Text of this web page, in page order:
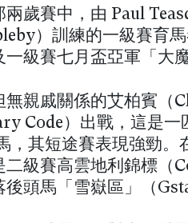
歲賽中，由 Paul
）訓練的一級賽育
一級賽七月盃亞軍「大
無親戚關係的艾柏賓（
Code）出戰，這是一
，其短途賽表現強勁。
二級賽高雲地利錦標（
頭馬「雪嶽區」（